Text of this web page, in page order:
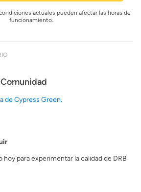
actuales pueden afectar las horas de
funcionamiento.
de Cypress Green.
para experimentar la calidad de DRB